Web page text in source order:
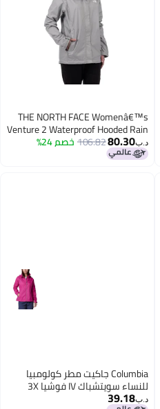
THE NORTH FACE Womenâ€™s
Venture 2 Waterproof Hooded Rain
Jacket (Standard and Plus Size),
Meld Grey, X-Small
د.ب‏80.30
106.82خصم 24%
Columbia جاكيت مطر كولومبيا
للنساء سويتشباك IV فوشيا 3X
د.ب‏39.18